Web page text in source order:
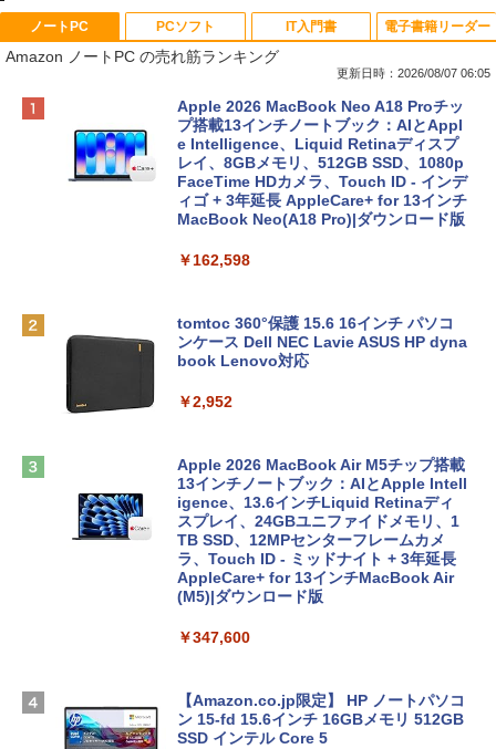
ノートPC
Amazon ノートPC の売れ筋ランキング
更新日時：2026/08/07 06:05
Apple 2026 MacBook Neo A18 Proチッ
プ搭載13インチノートブック：AIとAppl
e Intelligence、Liquid Retinaディスプ
レイ、8GBメモリ、512GB SSD、1080p
FaceTime HDカメラ、Touch ID - インデ
ィゴ + 3年延長 AppleCare+ for 13インチ
MacBook Neo(A18 Pro)|ダウンロード版
￥162,598
tomtoc 360°保護 15.6 16インチ パソコ
ンケース Dell NEC Lavie ASUS HP dyna
book Lenovo対応
￥2,952
Apple 2026 MacBook Air M5チップ搭載
13インチノートブック：AIとApple Intell
igence、13.6インチLiquid Retinaディ
スプレイ、24GBユニファイドメモリ、1
TB SSD、12MPセンターフレームカメ
ラ、Touch ID - ミッドナイト + 3年延長
AppleCare+ for 13インチMacBook Air
(M5)|ダウンロード版
￥347,600
【Amazon.co.jp限定】 HP ノートパソコ
ン 15-fd 15.6インチ 16GBメモリ 512GB
SSD インテル Core 5
PCソフト IT入門書 電子書籍リーダー